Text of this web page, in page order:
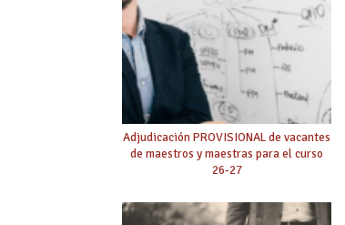
Adjudicación PROVISIONAL de vacantes
de maestros y maestras para el curso
26-27